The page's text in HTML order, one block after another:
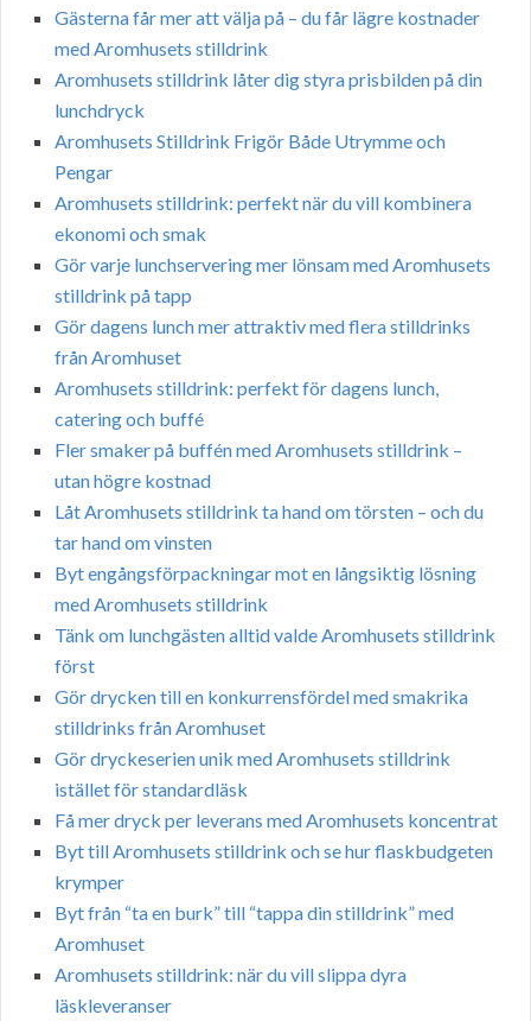
Gästerna får mer att välja på – du får lägre kostnader
med Aromhusets stilldrink
Aromhusets stilldrink låter dig styra prisbilden på din
lunchdryck
Aromhusets Stilldrink Frigör Både Utrymme och
Pengar
Aromhusets stilldrink: perfekt när du vill kombinera
ekonomi och smak
Gör varje lunchservering mer lönsam med Aromhusets
stilldrink på tapp
Gör dagens lunch mer attraktiv med flera stilldrinks
från Aromhuset
Aromhusets stilldrink: perfekt för dagens lunch,
catering och buffé
Fler smaker på buffén med Aromhusets stilldrink –
utan högre kostnad
Låt Aromhusets stilldrink ta hand om törsten – och du
tar hand om vinsten
Byt engångsförpackningar mot en långsiktig lösning
med Aromhusets stilldrink
Tänk om lunchgästen alltid valde Aromhusets stilldrink
först
Gör drycken till en konkurrensfördel med smakrika
stilldrinks från Aromhuset
Gör dryckeserien unik med Aromhusets stilldrink
istället för standardläsk
Få mer dryck per leverans med Aromhusets koncentrat
Byt till Aromhusets stilldrink och se hur flaskbudgeten
krymper
Byt från “ta en burk” till “tappa din stilldrink” med
Aromhuset
Aromhusets stilldrink: när du vill slippa dyra
läskleveranser